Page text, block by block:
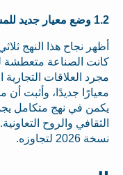
1.2 وضع معيار جديد للمشاركة بين الشركات
أظهر نجاح هذا النهج
كانت الصناعة متعطشة
مجرد العلاقات
معيارًا جديدًا، وأثبت
يكمن في نهج متكامل
الثقافي والروح
نسخة 2026 لتجاوزه.